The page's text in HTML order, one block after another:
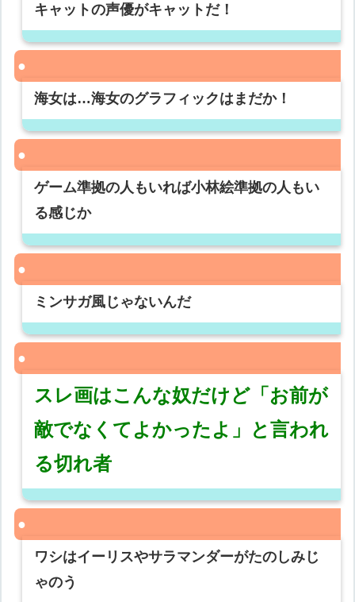
キャットの声優がキャットだ！
海女は…海女のグラフィックはまだか！
ゲーム準拠の人もいれば小林絵準拠の人もい
る感じか
ミンサガ風じゃないんだ
スレ画はこんな奴だけど「お前が
敵でなくてよかったよ」と言われ
る切れ者
ワシはイーリスやサラマンダーがたのしみじ
ゃのう